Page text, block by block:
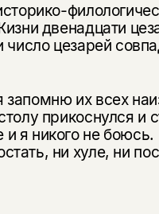
двенадцати
число цезарей
запомню их всех
прикоснулся и
я никого не боюсь.
ни хуле, ни